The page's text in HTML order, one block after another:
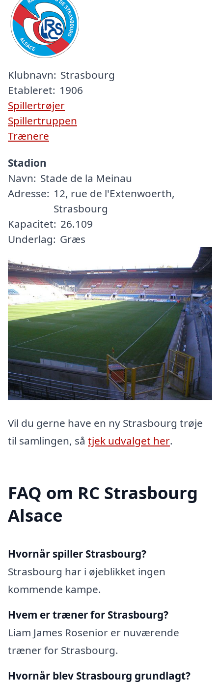
Klubnavn: Strasbourg
Etableret: 1906
Spillertrøjer
Spillertruppen
Trænere
Stadion
Navn: Stade de la Meinau
Adresse: 12, rue de l'Extenwoerth,
Strasbourg
Kapacitet: 26.109
Underlag: Græs
Vil du gerne have en ny Strasbourg trøje
til samlingen, så tjek udvalget her.
FAQ om RC Strasbourg
Alsace
Hvornår spiller Strasbourg?
Strasbourg har i øjeblikket ingen
kommende kampe.
Hvem er træner for Strasbourg?
Liam James Rosenior er nuværende
træner for Strasbourg.
Hvornår blev Strasbourg grundlagt?